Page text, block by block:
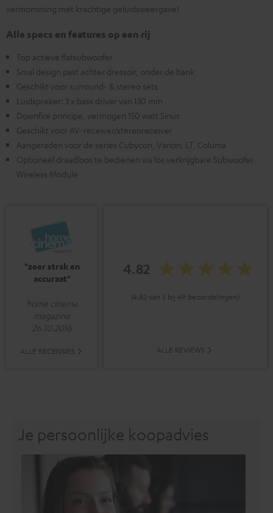
vermomming met krachtige geluidsweergave!
Alle specs en features op een rij
Top actieve flatsubwoofer
Smal design past achter dressoir, onder de bank
Geschikt voor surround- & stereo sets
Luidspreker: 3 x bass driver van 130 mm
Downfire principe, vermogen 150 watt Sinus
Geschikt voor AV-receiver/stereoreceiver
Aangeraden voor de series Cubycon, Varion, LT, Columa
Optioneel draadloos te bedienen via los verkrijgbare Subwoofer
Wireless Module
"zeer strak en
accuraat"
home cinema
magazine
26.10.2016
ALLE RECENSIES
4.82
(4.82 van 5 bij 49 beoordelingen)
ALLE REVIEWS
Je persoonlijke koopadvies